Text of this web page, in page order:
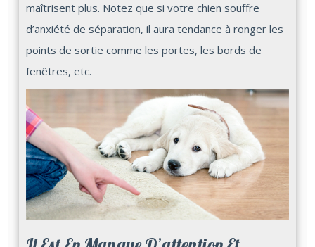
maîtrisent plus. Notez que si votre chien souffre
d’anxiété de séparation, il aura tendance à ronger les
points de sortie comme les portes, les bords de
fenêtres, etc.